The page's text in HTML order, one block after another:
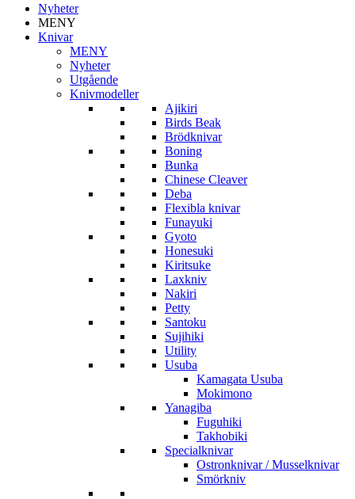
Nyheter
MENY
Knivar
MENY
Nyheter
Utgående
Knivmodeller
Ajikiri
Birds Beak
Brödknivar
Boning
Bunka
Chinese Cleaver
Deba
Flexibla knivar
Funayuki
Gyoto
Honesuki
Kiritsuke
Laxkniv
Nakiri
Petty
Santoku
Sujihiki
Utility
Usuba
Kamagata Usuba
Mokimono
Yanagiba
Fuguhiki
Takhobiki
Specialknivar
Ostronknivar / Musselknivar
Smörkniv